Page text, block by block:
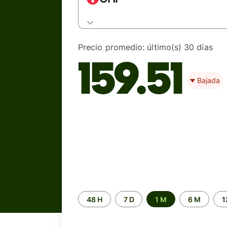
Precio promedio: último(s) 30 días
159.51 Bajada
Periodo
de
48 H 7 D 1 M 6 M